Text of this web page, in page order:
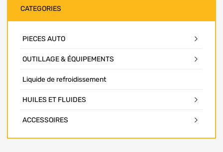
CATEGORIES
PIECES AUTO
OUTILLAGE & ÉQUIPEMENTS
Liquide de refroidissement
HUILES ET FLUIDES
ACCESSOIRES